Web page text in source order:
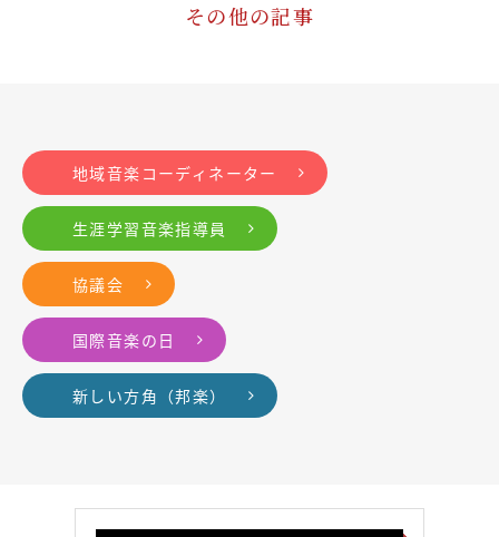
その他の記事
地域音楽コーディネーター
生涯学習音楽指導員
協議会
国際音楽の日
新しい方角（邦楽）